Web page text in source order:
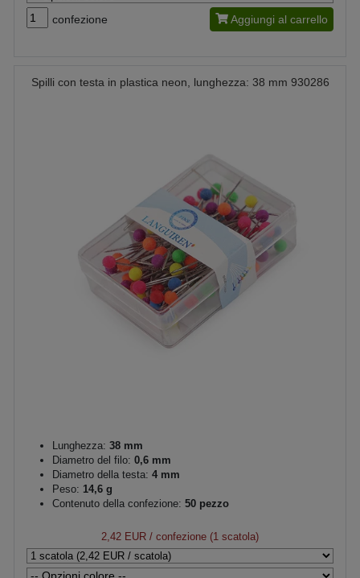
confezione Aggiungi al carrello
Spilli con testa in plastica neon, lunghezza: 38 mm 930286
Lunghezza: 38 mm
Diametro del filo: 0,6 mm
Diametro della testa: 4 mm
Peso: 14,6 g
Contenuto della confezione: 50 pezzo
2,42 EUR / confezione (1 scatola)